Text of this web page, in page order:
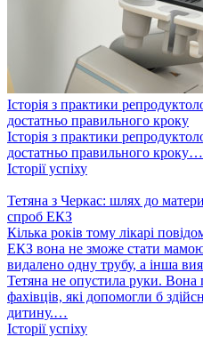
Історія з практики
достатньо правильного кроку
Історія з практики
достатньо правильного кроку…
Історії успіху
Тетяна з Черкас: шлях до
спроб ЕКЗ
Кілька років тому лікарі
ЕКЗ вона не зможе стати
видалено одну трубу, а інша
Тетяна не опустила руки.
фахівців, які допомогли б
дитину.…
Історії успіху